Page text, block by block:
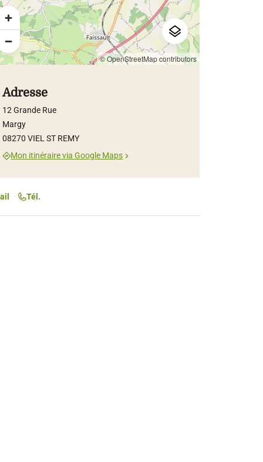
© OpenStreetMap contributors
Adresse
12 Grande Rue
Margy
08270 VIEL ST REMY
Mon itinéraire via Google Maps
Tél.